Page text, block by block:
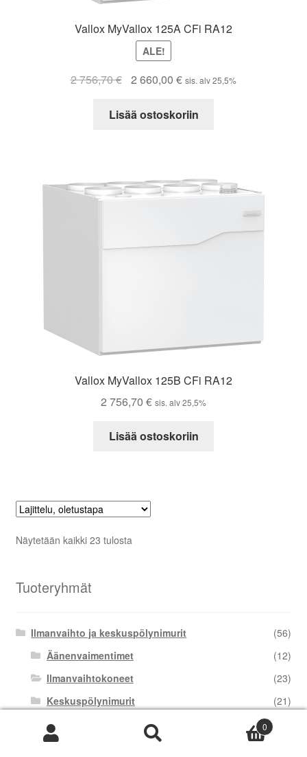
Vallox MyVallox 125A CFi RA12
ALE!
2 756,70€ Alkuperäinen
oli:
2 660,00€Nykyinen
on:
sis. alv 25,5%
Lisää ostoskoriin
Vallox MyVallox 125B CFi RA12
2 756,70 € sis. alv 25,5%
Lisää ostoskoriin
Näytetään kaikki 23 tulosta
Tuoteryhmät
Ilmanvaihto ja keskuspölynimurit
(56)
Äänenvaimentimet
(12)
Ilmanvaihtokoneet
(23)
Keskuspölynimurit
(21)
0